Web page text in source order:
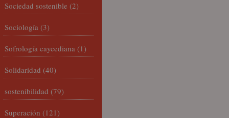
Sociedad sostenible (2)
Sociología (3)
Sofrología caycediana (1)
Solidaridad (40)
sostenibilidad (79)
Superación (121)